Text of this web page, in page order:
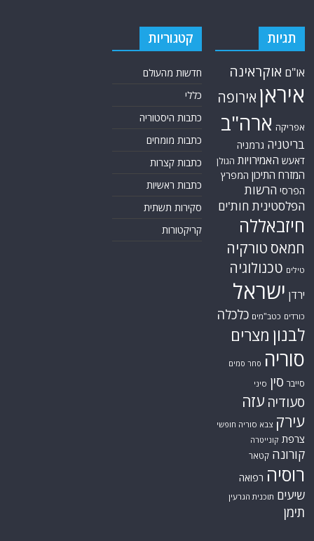
תגיות
או"ם אוקראינה
איראן אירופה
אפריקה ארה"ב
בריטניה גרמניה
דאעש האמירויות הגולן
המזרח התיכון המפרץ
הפרסי הרשות
הפלסטינית חות'ים
חיזבאללה
חמאס טורקיה
טילים טכנולוגיה
ירדן ישראל
כורדים כטב"מים כלכלה
לבנון מצרים
סוריה סחר סמים
סייבר סין סיני
סעודיה עזה
עירק צבא סוריה חופשי
צרפת קונייטרה
קורונה קטאר
רוסיה רפואה
שיעים תוכנית הגרעין
תימן
קטגוריות
חדשות מהעולם
כללי
כתבות היסטוריה
כתבות מומחים
כתבות קצרות
כתבות ראשיות
סקירות תשתית
קריקטורות